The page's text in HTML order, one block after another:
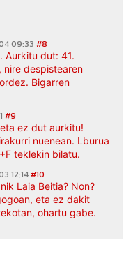
09:33 #8
Aurkitu dut: 41.
nire despistearen
Bigarren
#9
ez dut aurkitu!
nuenean. Lburua
teklekin bilatu.
12:14#10
Laia Beitia? Non?
eta ez dakit
ohartu gabe.